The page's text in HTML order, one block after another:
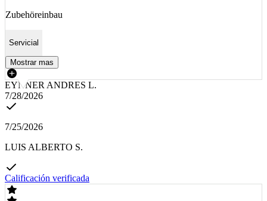
Zubehöreinbau
Servicial
Mostrar mas
EYNNER ANDRES L.
7/28/2026
7/25/2026
LUIS ALBERTO S.
Calificación verificada